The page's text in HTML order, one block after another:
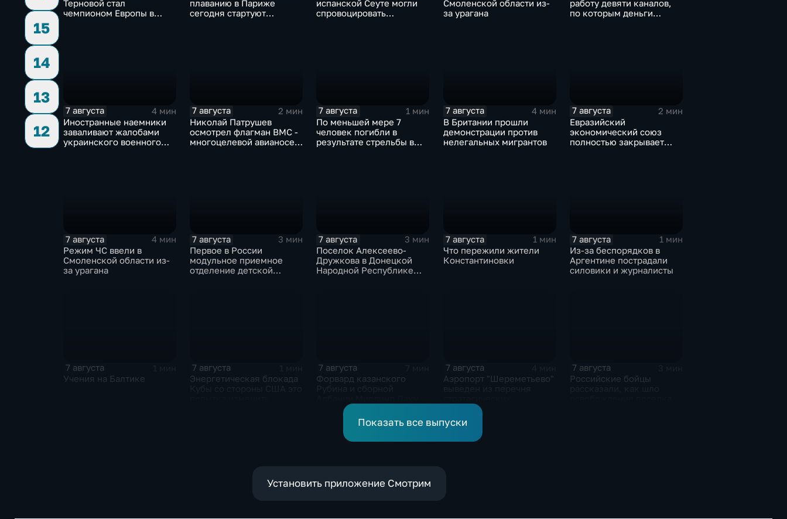
15
14
13
12
Терновой стал
чемпионом Европы в
плаванию в Париже
сегодня стартуют
испанской Сеуте могли
спровоцировать
Смоленской области из-
за урагана
работу девяти каналов,
по которым деньги
7 августа
4 мин
Иностранные наемники
заваливают жалобами
украинского военного
7 августа
2 мин
Николай Патрушев
осмотрел флагман ВМС -
многоцелевой авианосец
7 августа
1 мин
По меньшей мере 7
человек погибли в
результате стрельбы в
7 августа
4 мин
В Британии прошли
демонстрации против
нелегальных мигрантов
7 августа
2 мин
Евразийский
экономический союз
полностью закрывает
7 августа
4 мин
Режим ЧС ввели в
Смоленской области из-
за урагана
7 августа
3 мин
Первое в России
модульное приемное
отделение детской
7 августа
3 мин
Поселок Алексеево-
Дружкова в Донецкой
Народной Республике
7 августа
1 мин
Что пережили жители
Константиновки
7 августа
1 мин
Из-за беспорядков в
Аргентине пострадали
силовики и журналисты
7 августа
Учения на Балтике
7 августа
Энергетическая блокада
7 августа
Форвард казанского
переше в Спартак за 11
миллионов евро
7 августа
Аэропорт "Шереметьево"
предприятий
7 августа
Российские бойцы
Показать все выпуски
Установить приложение Смотрим